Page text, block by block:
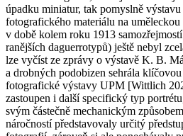
úpadku miniatur, tak pomyslně
fotografického materiálu na
v době kolem roku 1913
ranějších daguerrotypů) ještě nebyl
lze vyčíst ze zprávy o výstavě K. B.
a drobných podobizen sehrála
fotografické výstavy UPM [Wittlich
zastoupen i další specifický typ
svým částečně mechanickým
náročností představovaly určitý